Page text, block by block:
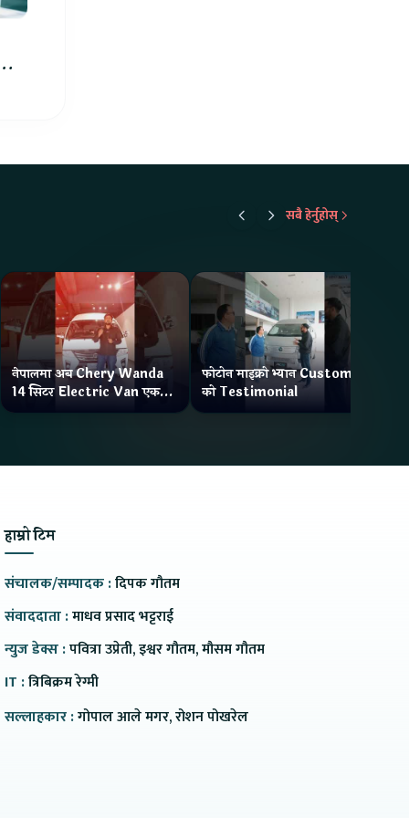
सबै हेर्नुहोस्
नेपालमा अब Chery Wanda
14 सिटर Electric Van एक
Charge मा दिन्छ 300KM
फोटोन माइक्रो भ्यान Customer
को Testimonial
हाम्रो टिम
संचालक/सम्पादक :दिपक गौतम
संवाददाता :माधव प्रसाद भट्टराई
न्युज डेक्स :पवित्रा उप्रेती, इश्वर गौतम, मौसम गौतम
IT :त्रिबिक्रम रेग्मी
सल्लाहकार :गोपाल आले मगर, रोशन पोखरेल